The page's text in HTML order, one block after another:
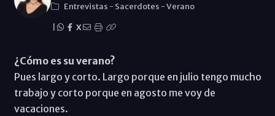
Entrevistas - Sacerdotes -Verano
X
¿Cómo es su verano?
Pues largo y corto. Largo porque en julio tengo mucho
trabajo y corto porque en agosto me voy de
vacaciones.